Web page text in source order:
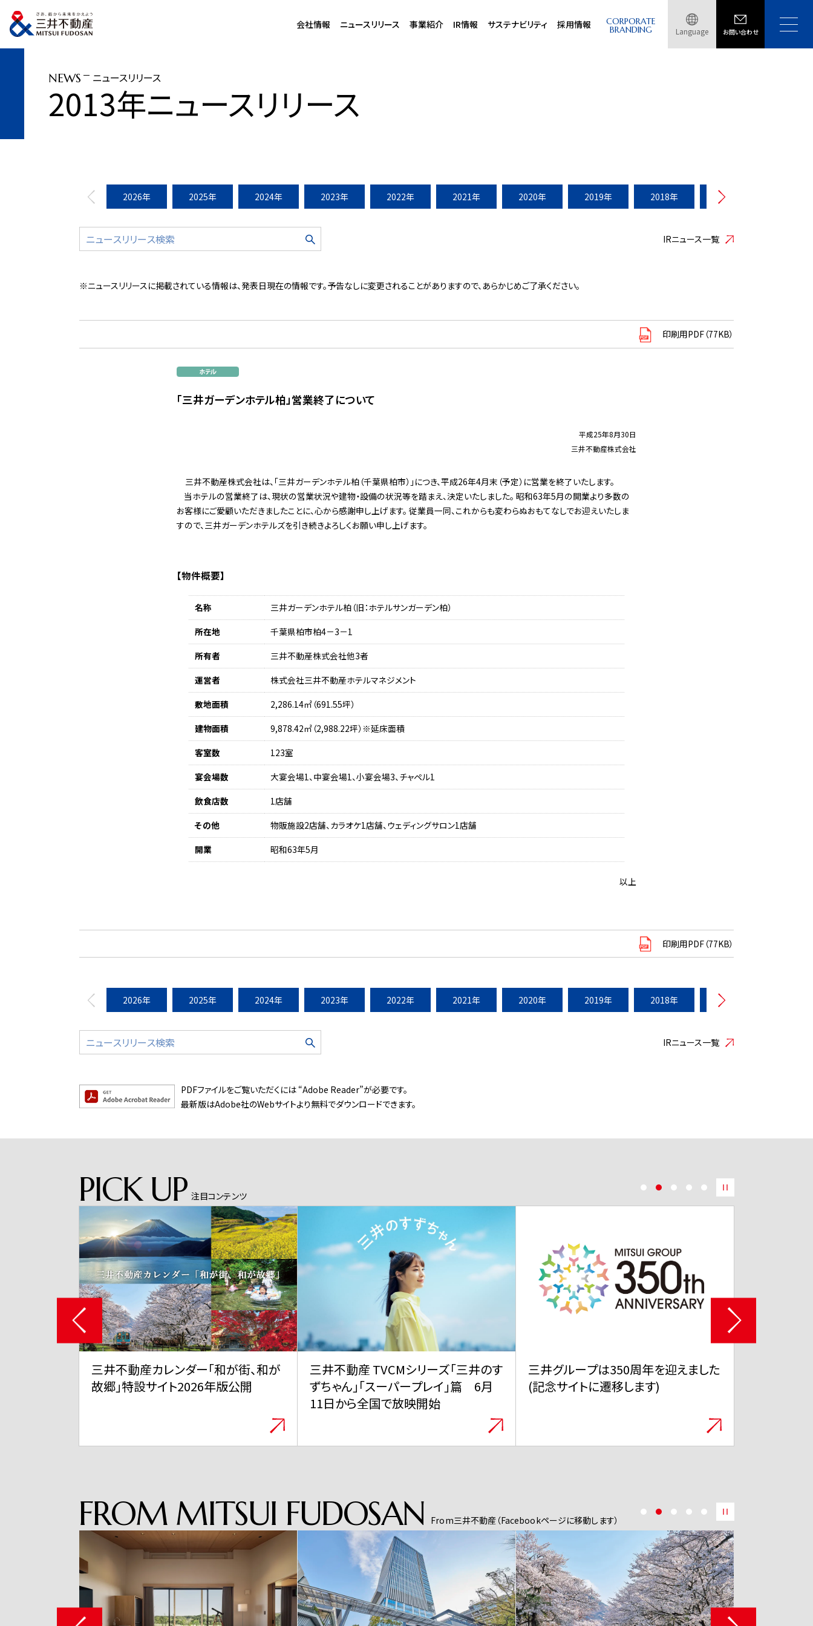
会社情報 ニュースリリース 事業紹介 IR情報 サステナビリティ 採用情報 CORPORATE
BRANDING Language お問い合わせ
トップページ ニュースリリース
NEWS ニュースリリース
2013年ニュースリリース
2026年 2025年 2024年 2023年 2022年 2021年 2020年 2019年 2018年 2017年
IRニュース一覧
※ニュースリリースに掲載されている情報は、発表日現在の情報です。予告なしに変更されることがありますので、あらかじめご了承ください。
印刷用PDF（77KB）
「三井ガーデンホテル柏」営業終了について
平成25年8月30日
三井不動産株式会社
三井不動産株式会社は、「三井ガーデンホテル柏（千葉県柏市）」につき、平成26年4月末（予定）に営業を終了いたします。
当ホテルの営業終了は、現状の営業状況や建物・設備の状況等を踏まえ、決定いたしました。 昭和63年5月の開業より多数の
お客様にご愛顧いただきましたことに、心から感謝申し上げます。 従業員一同、これからも変わらぬおもてなしでお迎えいたしま
すので、三井ガーデンホテルズを引き続きよろしくお願い申し上げます。
【物件概要】
名称
三井ガーデンホテル柏（旧：ホテルサンガーデン柏）
所在地
千葉県柏市柏4－3－1
所有者
三井不動産株式会社他3者
運営者
株式会社三井不動産ホテルマネジメント
敷地面積
2,286.14㎡（691.55坪）
建物面積
9,878.42㎡（2,988.22坪）※延床面積
客室数
123室
宴会場数
大宴会場1、中宴会場1、小宴会場3、チャペル1
飲食店数
1店舗
その他
物販施設2店舗、カラオケ1店舗、ウェディングサロン1店舗
開業
昭和63年5月
以上
印刷用PDF（77KB）
2026年 2025年 2024年 2023年 2022年 2021年 2020年 2019年 2018年 2017年
IRニュース一覧
PDFファイルをご覧いただくには “Adobe Reader”が必要です。
最新版はAdobe社のWebサイトより無料でダウンロードできます。
PICK UP 注目コンテンツ
三井不動産 TVCMシリーズ「三井のす
ずちゃん」「スーパープレイ」篇 6月
三井グループは350周年を迎えました
(記念サイトに遷移します)
三井不動産サステナブルSTORY
Vol.26 捨てない選択が、世界とつな
FROM MITSUI FUDOSAN From三井不動産（Facebookページに移動します）